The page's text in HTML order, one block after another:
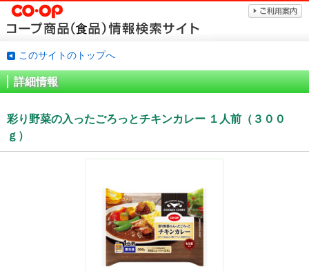
このサイトのトップへ
詳細情報
彩り野菜の入ったごろっとチキンカレー １人前（３００
ｇ）